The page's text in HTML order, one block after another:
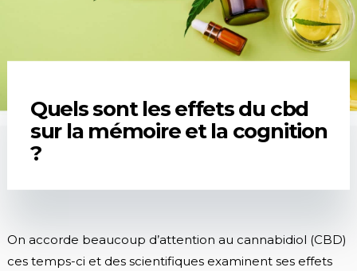
Quels sont les effets du cbd
sur la mémoire et la cognition
?
On accorde beaucoup d’attention au cannabidiol (CBD)
ces temps-ci et des scientifiques examinent ses effets